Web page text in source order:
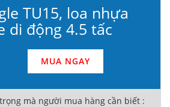
TU15, loa nhựa
di động 4.5 tấc
MUA NGAY
mà người mua hàng cần biết :